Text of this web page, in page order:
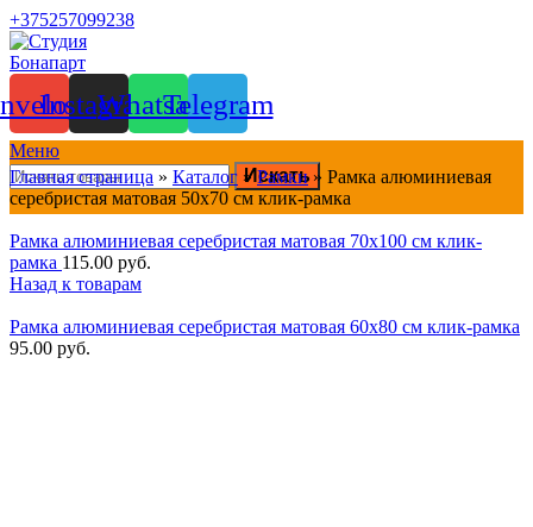
+375257099238
InstagramWhatsappTelegram
Меню
Искать
Главная страница » Каталог »Рамки» Рамка алюминиевая
серебристая матовая 50х70 см клик-рамка
Рамка алюминиевая серебристая матовая 70х100 см клик-
рамка 115.00 руб.
Назад к товарам
Рамка алюминиевая серебристая матовая 60х80 см клик-рамка
95.00 руб.